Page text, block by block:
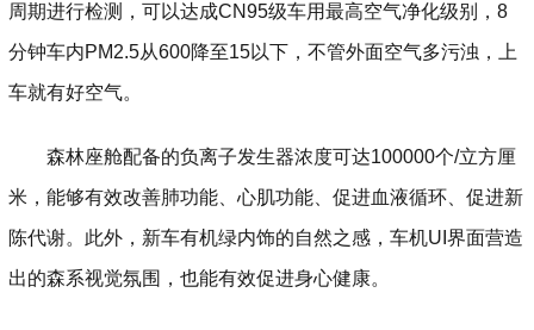
周期进行检测，可以达成CN95级车用最高空气净化级别，8
分钟车内PM2.5从600降至15以下，不管外面空气多污浊，上
车就有好空气。
森林座舱配备的负离子发生器浓度可达100000个/立方厘
米，能够有效改善肺功能、心肌功能、促进血液循环、促进新
陈代谢。此外，新车有机绿内饰的自然之感，车机UI界面营造
出的森系视觉氛围，也能有效促进身心健康。